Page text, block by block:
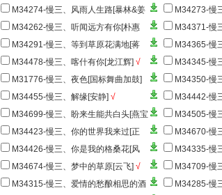
M34274-慢三、风雨人生路[暴林&姜
海龙-抖音神曲] √
M34273-慢
抖音推荐] √
M34262-慢三、听闻远方有你[朴惠
子]
√
M34371-慢
M34291-慢三、等到草原花满地[蒋
婴]
√
M34365-慢
M34478-慢三、喀什有你[龙江辉] √ M34345-慢
M31776-慢三、夜色[国标舞曲加鼓]
M34350-慢
梅]
√
M34455-慢三、解缘[安静] √ M34442-慢
M34699-慢三、盼来生能共白头[燕宝
儿]
√
M34505-慢
高歌&小琢] √
M34423-慢三、你的世界我来过[正
云]
√
M34670-慢
歌]
√
M34426-慢三、你是我的格桑花[风
哥]
√
M34335-慢
[雨中百合] √
M34674-慢三、梦中的草原[云飞] √
M34709-慢
娜]
√
M34315-慢三、爱情的愁酿相思的酒
M34285-慢